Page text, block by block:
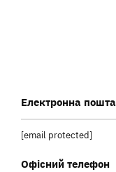
Електронна пошта
[email protected]
Офісний телефон